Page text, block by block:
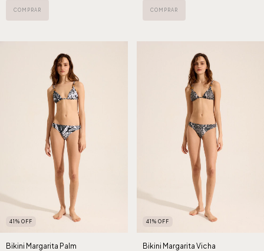
COMPRAR COMPRAR
41 % OFF
Bikini Margarita Palm
41 % OFF
Bikini Margarita Vicha